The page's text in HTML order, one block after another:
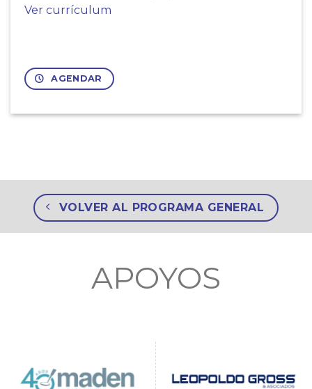
Ver currículum
AGENDAR
VOLVER AL PROGRAMA GENERAL
APOYOS